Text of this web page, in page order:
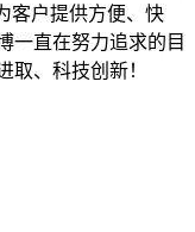
客户提供方便、快
一直在努力追求的目
取、科技创新！